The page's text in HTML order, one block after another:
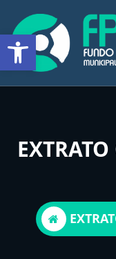
para
conteúdo
Barra de